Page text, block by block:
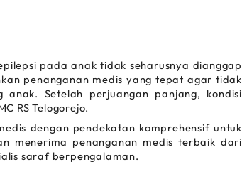
pada anak tidak seharusnya dianggap
penanganan medis yang tepat agar tidak
Setelah perjuangan panjang, kondisi
RS Telogorejo.
dengan pendekatan komprehensif untuk
menerima penanganan medis terbaik dari
saraf berpengalaman.